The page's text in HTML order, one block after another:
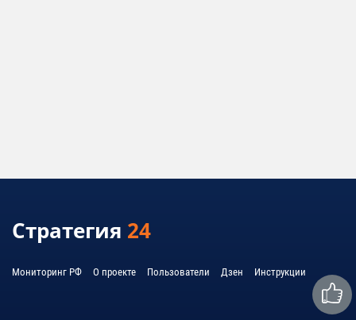
Стратегия 24
Мониторинг РФ О проекте Пользователи Дзен Инструкции